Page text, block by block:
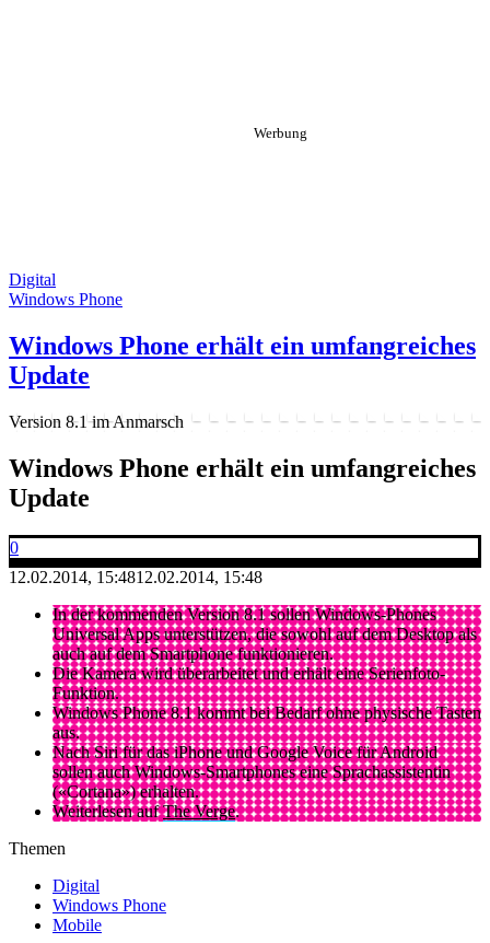
Digital
Windows Phone
Windows Phone erhält ein umfangreiches
Update
Version 8.1 im Anmarsch
Windows Phone erhält ein umfangreiches
Update
0
12.02.2014, 15:4812.02.2014, 15:48
In der kommenden Version 8.1 sollen Windows-Phones
Universal Apps unterstützen, die sowohl auf dem Desktop als
auch auf dem Smartphone funktionieren.
Die Kamera wird überarbeitet und erhält eine Serienfoto-
Funktion.
Windows Phone 8.1 kommt bei Bedarf ohne physische Tasten
aus.
Nach Siri für das iPhone und Google Voice für Android
sollen auch Windows-Smartphones eine Sprachassistentin
(«Cortana») erhalten.
Weiterlesen aufThe Verge.
Themen
Digital
Windows Phone
Mobile